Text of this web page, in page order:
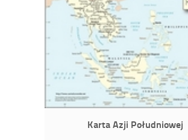
Karta Azji Południowej